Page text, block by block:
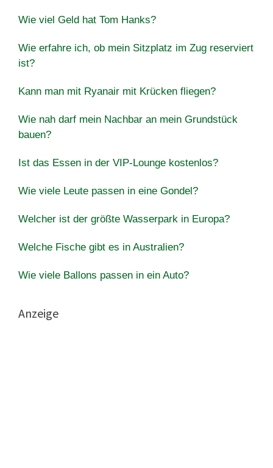
Wie viel Geld hat Tom Hanks?
Wie erfahre ich, ob mein Sitzplatz im Zug reserviert
ist?
Kann man mit Ryanair mit Krücken fliegen?
Wie nah darf mein Nachbar an mein Grundstück
bauen?
Ist das Essen in der VIP-Lounge kostenlos?
Wie viele Leute passen in eine Gondel?
Welcher ist der größte Wasserpark in Europa?
Welche Fische gibt es in Australien?
Wie viele Ballons passen in ein Auto?
Anzeige